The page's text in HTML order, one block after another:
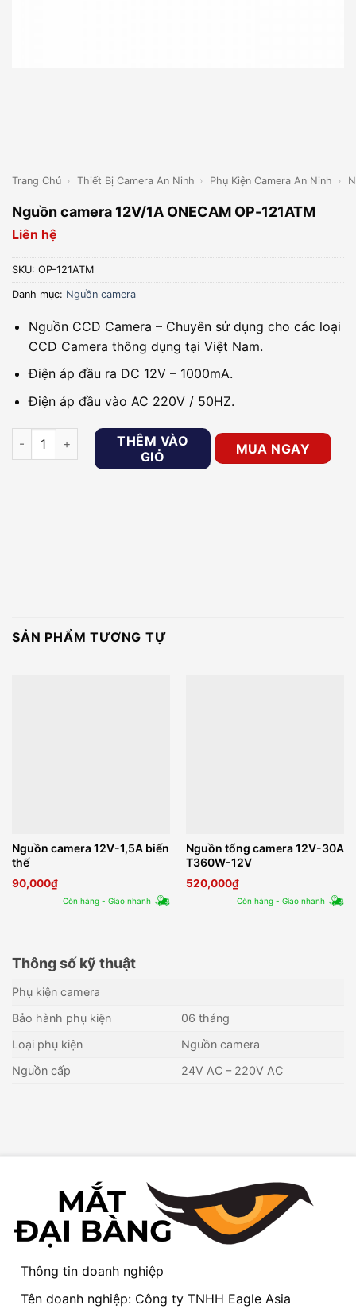
Trang Chủ › Thiết Bị Camera An Ninh › Phụ Kiện Camera An Ninh ›
Nguồn camera 12V/1A ONECAM OP-121ATM
Liên hệ
SKU: OP-121ATM
Danh mục: Nguồn camera
Nguồn CCD Camera – Chuyên sử dụng cho các loại
CCD Camera thông dụng tại Việt Nam.
Điện áp đầu ra DC 12V – 1000mA.
Điện áp đầu vào AC 220V / 50HZ.
Nguồn camera 12V/1A ONECAM OP-121ATM số lượng
THÊM VÀO
GIỎ
MUA NGAY
SẢN PHẨM TƯƠNG TỰ
Nguồn camera 12V-1,5A biến
thế
90,000₫
Còn hàng - Giao nhanh
Nguồn tổng camera 12V-30A
T360W-12V
520,000₫
Còn hàng - Giao nhanh
Thông số kỹ thuật
Phụ kiện camera
Bảo hành phụ kiện
06 tháng
Loại phụ kiện
Nguồn camera
Nguồn cấp
24V AC – 220V AC
Thông tin doanh nghiệp
Tên doanh nghiệp: Công ty TNHH Eagle Asia